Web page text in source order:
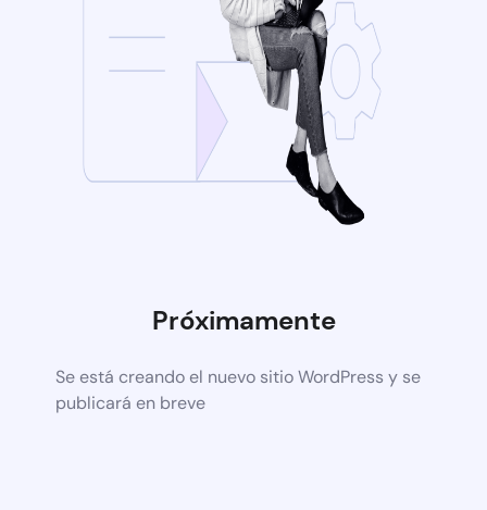
Próximamente
Se está creando el nuevo sitio WordPress y se
publicará en breve